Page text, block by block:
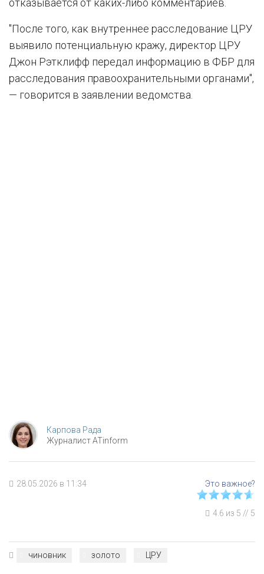
отказывается от каких-либо комментариев.
"После того, как внутреннее расследование ЦРУ
выявило потенциальную кражу, директор ЦРУ
Джон Рэтклифф передал информацию в ФБР для
расследования правоохранительными органами",
— говорится в заявлении ведомства.
Карпова Рада
Журналист ATinform
28.05.2026 в 11:34
4.6 из 5 // 5
чиновник золото ЦРУ